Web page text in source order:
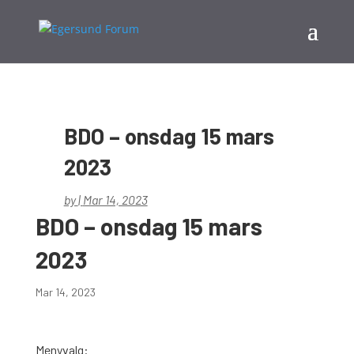
BDO – onsdag 15 mars
2023
by| Mar 14, 2023
BDO – onsdag 15 mars
2023
Mar 14, 2023
Menyvalg: